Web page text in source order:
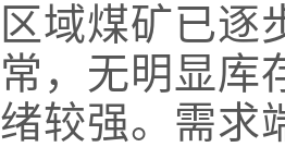
区域煤矿已逐
常，无明显库
绪较强。需求